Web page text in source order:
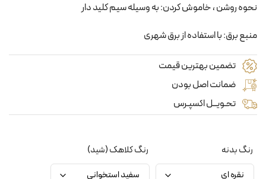
نحوه روشن ، خاموش کردن: به وسیله سیم کلید دار
منبع برق: با استفاده از برق شهری
تضمین بهترین قیمت
ضمانت اصل بودن
تحـویــل اکسپـرس
رنگ بدنه رنگ کلاهک (شید)